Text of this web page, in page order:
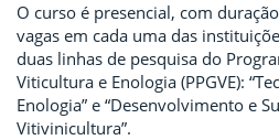
O curso é presencial, com
vagas em cada uma das
duas linhas de pesquisa do
Viticultura e Enologia (PPGVE):
Enologia” e “Desenvolvimento e
Vitivinicultura”.